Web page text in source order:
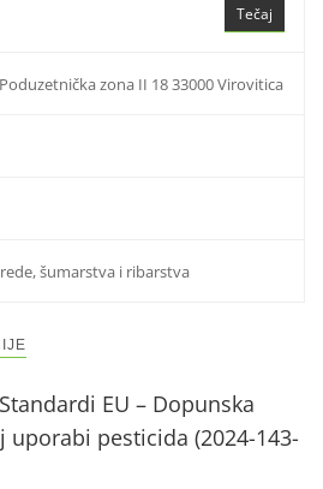
Tečaj
zona II 18 33000 Virovitica
šumarstva i ribarstva
EU – Dopunska
uporabi pesticida (2024-143-